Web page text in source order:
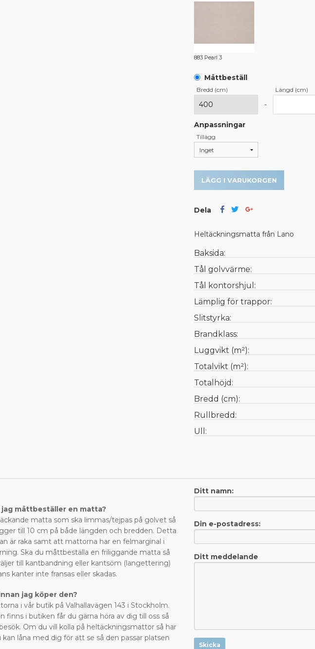
883 Pearl 3
Måttbeställ
Bredd (cm)
-
Längd (cm)
Anpassningar
Tillägg
LÄGG I VARUKORGEN
Dela
Heltäckningsmatta från Lano
Baksida:
Tål golvvärme:
Tål kontorshjul:
Lämplig för trappor:
Slitstyrka:
Brandklass:
Luggvikt (m²):
Totalvikt (m²):
Totalhöjd:
Bredd (cm):
Rullbredd:
Ull:
jag måttbeställer en matta?
matta som ska limmas/tejpas på golvet så
till 10 cm på både längden och bredden. Detta
är raka samt att mattorna har en felmarginal i
Ska du måttbeställa en friliggande matta så
till kantbandning eller kantsöm (langettering)
kanter inte fransas eller skadas.
jag köper den?
i vår butik på Valhallavägen 143 i Stockholm.
finns i butiken får du gärna höra av dig till oss så
Om du vill kolla på heltäckningsmattor så har
låna med dig för att se så den passar platsen
Ditt namn:
Din e-postadress:
Ditt meddelande
Skicka